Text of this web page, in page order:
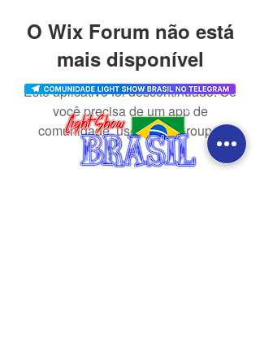
O Wix Forum não está
mais disponível
Este aplicativo foi descontinuado. Se
você precisa de um app de
comunidade, use o Wix Groups.